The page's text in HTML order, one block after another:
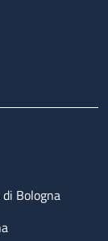
Bologna